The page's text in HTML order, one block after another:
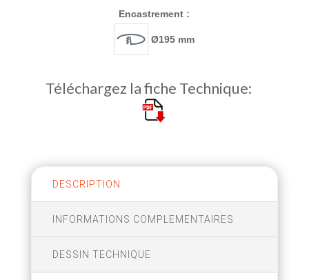
Encastrement :
Ø195 mm
Téléchargez la fiche Technique:
DESCRIPTION
INFORMATIONS COMPLEMENTAIRES
DESSIN TECHNIQUE